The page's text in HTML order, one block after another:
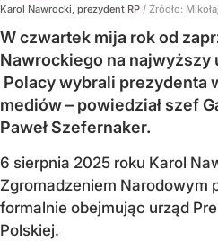
Karol Nawrocki, prezydent RP / Źródło:
W czwartek mija rok od
Nawrockiego na najwyższy
Polacy wybrali prezydenta
mediów – powiedział szef
Paweł Szefernaker.
6 sierpnia 2025 roku Karol
Zgromadzeniem Narodowym
formalnie obejmując urząd
Polskiej.